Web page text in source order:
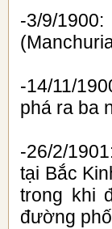
-3/9/
-14/11/
phá ra ba
-26/2/
tại Bắc
trong khi
đường